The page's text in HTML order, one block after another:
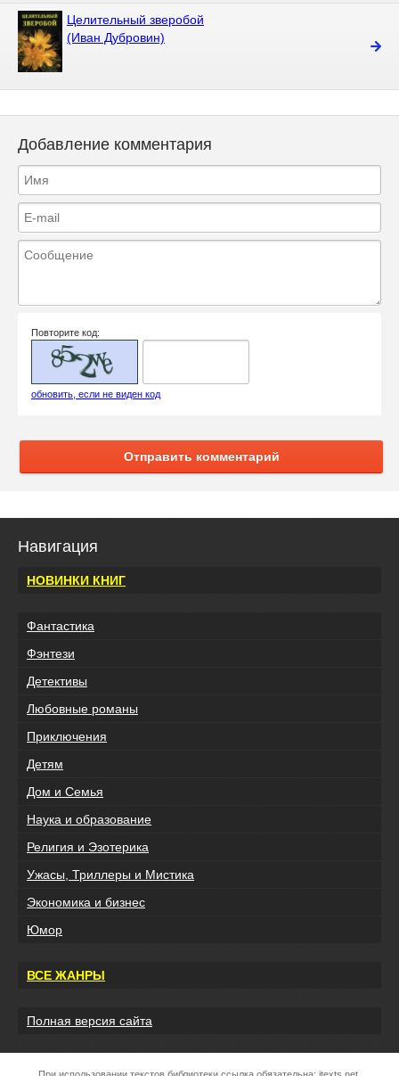
Целительный зверобой
(Иван Дубровин)
Добавление комментария
Повторите код:
обновить, если не виден код
Отправить комментарий
Навигация
НОВИНКИ КНИГ
Фантастика
Фэнтези
Детективы
Любовные романы
Приключения
Детям
Дом и Семья
Наука и образование
Религия и Эзотерика
Ужасы, Триллеры и Мистика
Экономика и бизнес
Юмор
ВСЕ ЖАНРЫ
Полная версия сайта
При использовании текстов библиотеки ссылка обязательна: itexts.net